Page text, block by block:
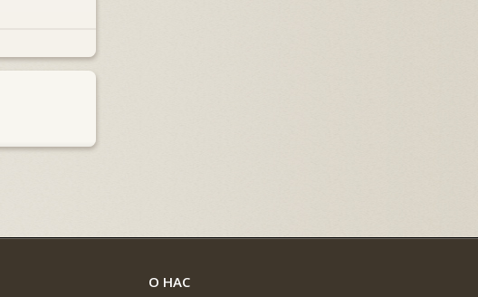
О НАС